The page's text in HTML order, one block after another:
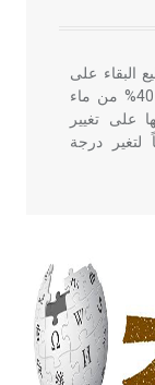
البقاء على
قيد الحياة حتى لو فقدت 40% من ماء
على تغيير
لتغير درجة
تنظيم
الرأس.
الطب من